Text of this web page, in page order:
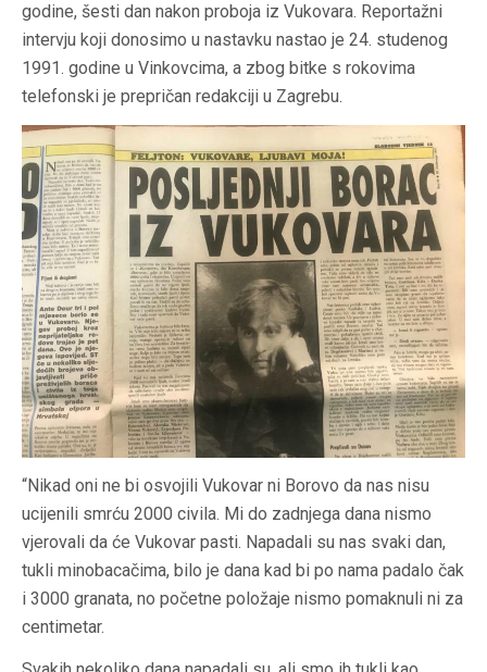
godine, šesti dan nakon proboja iz Vukovara. Reportažni
intervju koji donosimo u nastavku nastao je 24. studenog
1991. godine u Vinkovcima, a zbog bitke s rokovima
telefonski je prepričan redakciji u Zagrebu.
“Nikad oni ne bi osvojili Vukovar ni Borovo da nas nisu
ucijenili smrću 2000 civila. Mi do zadnjega dana nismo
vjerovali da će Vukovar pasti. Napadali su nas svaki dan,
tukli minobacačima, bilo je dana kad bi po nama padalo čak
i 3000 granata, no početne položaje nismo pomaknuli ni za
centimetar.